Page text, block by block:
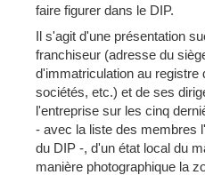
faire figurer dans le DIP.
Il s'agit d'une présentation
franchiseur (adresse du
d'immatriculation au registre
sociétés, etc.) et de ses
l'entreprise sur les cinq
- avec la liste des membres
du DIP -, d'un état local du
manière photographique la